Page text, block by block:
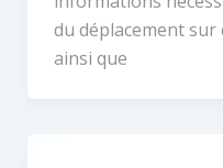
du déplacement sur
ainsi que